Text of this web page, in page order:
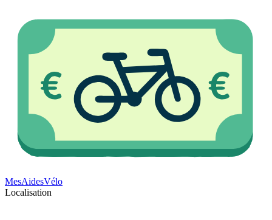
MesAidesVélo
Localisation